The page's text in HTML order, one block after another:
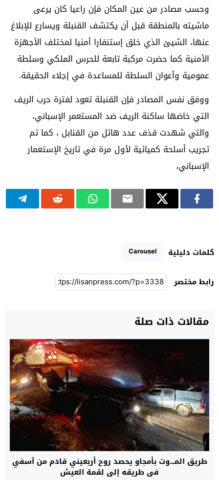
وحسب مصادر من عين المكان فإن راعيا كان يرعى
ماشيته بالمنطقة قبل أن يكتشف القنبلة ويسارع للإبلاغ
عنها، الشيئ الذي خلق إستنفارا أمنيا لمختلف الأجهزة
الأمنية كما حضرت مركبة تابعة للحرس الملكي وسلطة
عمومية وأعوان السلطة للمساعدة في إجلاء الحقيقة.
ووفق نفس المصادر فإن القنبلة تعود لفترة حرب الريف
التي خاضها ساكنة الريف ضد المستعمر الإسباني،
والتي شهدت قذف عدد هائل من القنابل ، كما تم
تجريب أسلحة كميائية لأول مرة في تاريخ الإستعمار
الإسباني،
كلمات دليلية Carousel
رابط مختصر
مقالات ذات صلة
طريق المــ.وت بأمجاو يحصد روح أربعيني قادم من آسفي
في طريقه إلى لقمة العيش